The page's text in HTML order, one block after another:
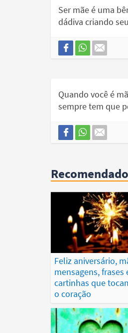
Ser mãe é uma
dádiva criando
Quando você é
sempre tem que
Feliz aniversário,
mensagens, frases
cartinhas que
o coração